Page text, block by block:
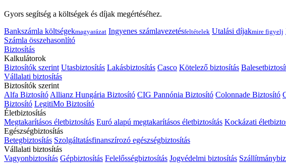
Gyors segítség a költségek és díjak megértéséhez.
Bankszámla költségekmagyarázat Ingyenes számlavezetésfeltételek Utalási díjakmire figyelj
Számla összehasonlító
Biztosítás
Kalkulátorok
Biztosítók szerint Utasbiztosítás Lakásbiztosítás Casco Kötelező biztosítás
Vállalati biztosítás
Biztosítók szerint
Alfa Biztosító Allianz Hungária Biztosító CIG Pannónia Biztosító Colonnade Biztosító
Biztosító LegitiMo Biztosító
Életbiztosítás
Megtakarításos életbiztosítás Euró alapú megtakarításos életbiztosítás Kockázati
Egészségbiztosítás
Betegbiztosítás Szolgáltatásfinanszírozó egészségbiztosítás
Vállalati biztosítás
Vagyonbiztosítás Gépbiztosítás Felelősségbiztosítás Jogvédelmi biztosítás